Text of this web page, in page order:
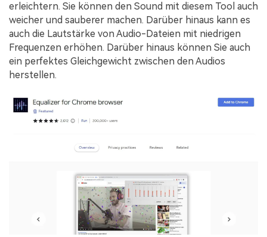
erleichtern. Sie können den Sound mit diesem Tool auch
weicher und sauberer machen. Darüber hinaus kann es
auch die Lautstärke von Audio-Dateien mit niedrigen
Frequenzen erhöhen. Darüber hinaus können Sie auch
ein perfektes Gleichgewicht zwischen den Audios
herstellen.